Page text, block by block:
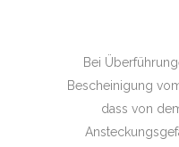
Bei
Bescheinigung
dass von